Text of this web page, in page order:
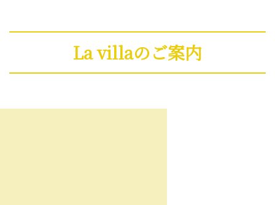
La villaのご案内